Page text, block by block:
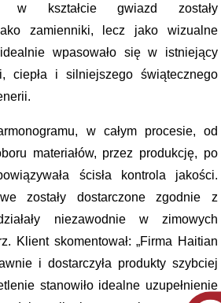
w kształcie gwiazd zostały
zamienniki, lecz jako wizualne
wpasowało się w istniejący
ciepła i silniejszego świątecznego
w całym procesie, od
materiałów, przez produkcję, po
ścisła kontrola jakości.
zostały dostarczone zgodnie z
niezawodnie w zimowych
Klient skomentował: „Firma Haitian
i dostarczyła produkty szybciej
stanowiło idealne uzupełnienie